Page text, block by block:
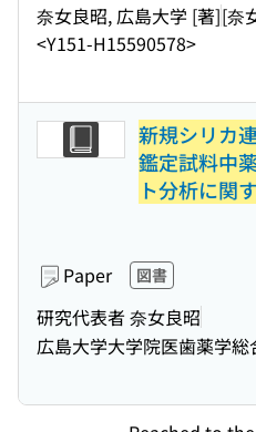
奈女良昭, 広島大学 [著][奈
<Y151-H15590578>
新規シリカ
鑑定試料中
ト分析に関
Paper 図書
研究代表者 奈女良昭
広島大学大学院医歯薬学総